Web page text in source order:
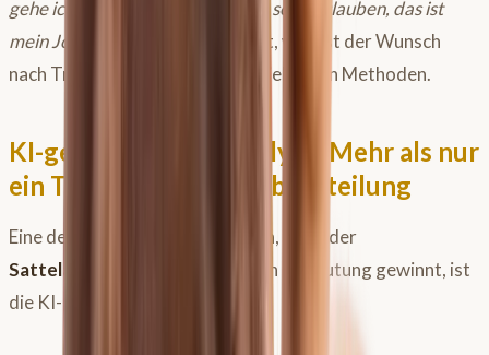
gehe ich”
“Du musst mir das schon glauben, das ist
mein Job hier”
konfrontiert wirst, wächst der Wunsch
nach Transparenz und nachvollziehbaren Methoden.
KI-gestützte Ganganalyse: Mehr als nur
ein Trend in der Sattelbeurteilung
Eine der modernen Technologien, die in der
Sattelanpassung
immer mehr an Bedeutung gewinnt, ist
die KI-gestützte Ganganalyse.